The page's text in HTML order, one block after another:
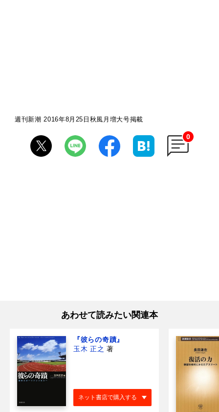
週刊新潮 2016年8月25日秋風月増大号掲載
0
あわせて読みたい関連本
『彼らの奇蹟』
玉木 正之 著
ネット書店で購入する